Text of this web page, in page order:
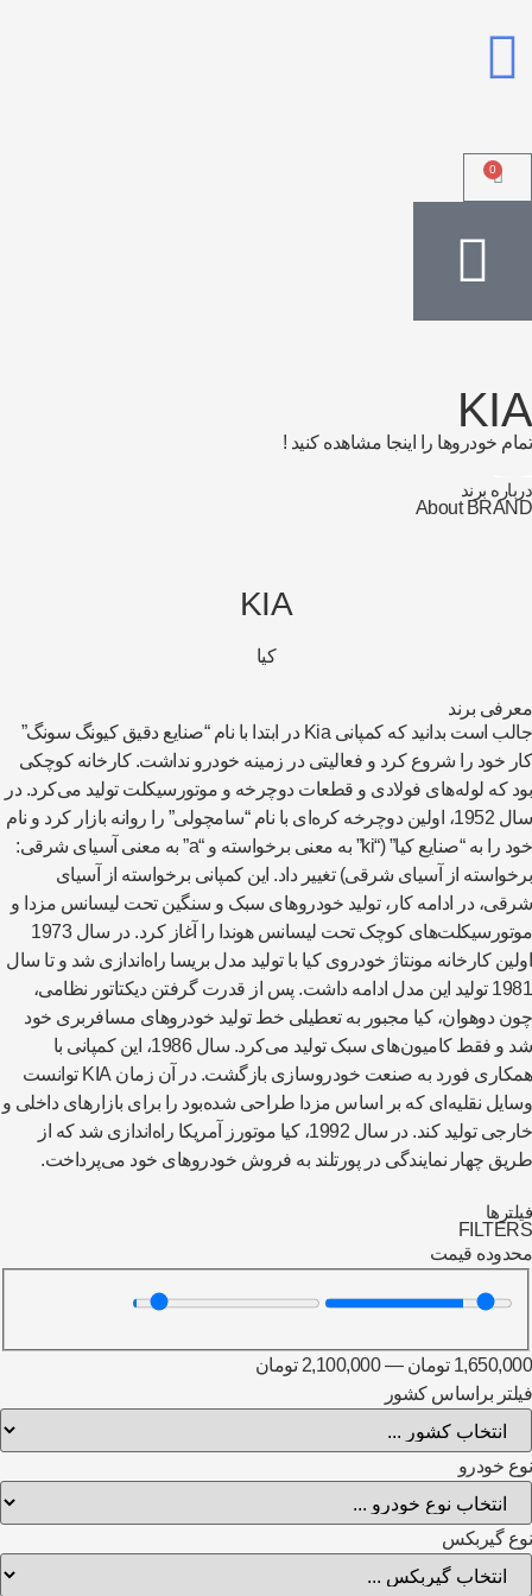
0
خودروها را اینجا مشاهده کنید !
برند
About
KIA
کیا
برند
جالب است بدانید که کمپانی Kia در ابتدا با نام “صنایع دقیق کیونگ سونگ”
خود را شروع کرد و فعالیتی در زمینه خودرو نداشت. کارخانه کوچکی
که لوله­‌های فولادی و قطعات دوچرخه و موتورسیکلت تولید می­‌کرد. در
سال 1952، اولین دوچرخه کره‌­ای با نام “سامچولی” را روانه بازار کرد و نام
خود را به “صنایع کیا” (“ki” به معنی برخواسته و “a” به معنی آسیای شرقی:
از آسیای شرقی) تغییر داد. این کمپانی برخواسته از آسیای
در ادامه کار، تولید خودروهای سبک و سنگین تحت لیسانس مزدا و
موتورسیکلت‌­های کوچک تحت لیسانس هوندا را آغاز کرد. در سال 1973
کارخانه مونتاژ خودروی کیا با تولید مدل بریسا راه­‌اندازی شد و تا سال
1981 تولید این مدل ادامه داشت. پس از قدرت گرفتن دیکتاتور نظامی،
دوهوان، کیا مجبور به تعطیلی خط تولید خودروهای مسافربری خود
شد و فقط کامیون­‌های سبک تولید می­‌کرد. سال 1986، این کمپانی با
همکاری فورد به صنعت خودروسازی بازگشت. در آن زمان KIA توانست
نقلیه‌ای که بر اساس مزدا طراحی شده‌بود را برای بازارهای داخلی و
خارجی تولید کند. در سال 1992، کیا موتورز آمریکا راه‌اندازی شد که از
چهار نمایندگی در پورتلند به فروش خودروهای خود می‌­پرداخت.
قیمت
تومان—
2,100,000تومان
براساس کشور
خودرو
گیربکس